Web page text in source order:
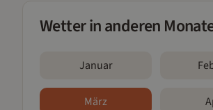
Wetter in anderen
Januar
März